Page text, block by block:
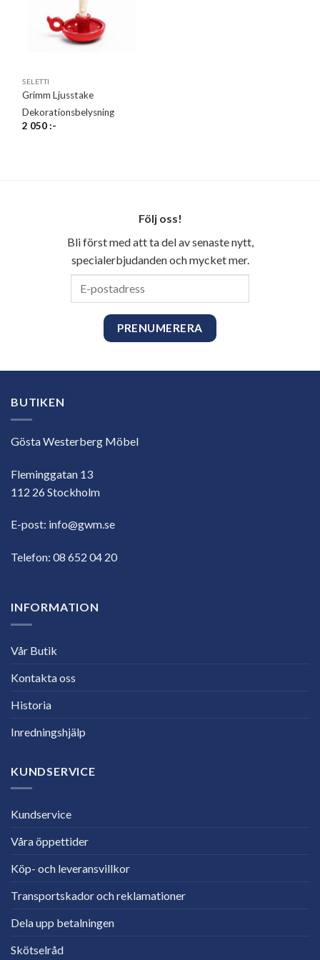
SELETTI
Grimm Ljusstake
Dekorationsbelysning
2 050:-
Följ oss!
Bli först med att ta del av senaste nytt,
specialerbjudanden och mycket mer.
BUTIKEN
Gösta Westerberg Möbel
Fleminggatan 13
112 26 Stockholm
E-post: info@gwm.se
Telefon: 08 652 04 20
INFORMATION
Vår Butik
Kontakta oss
Historia
Inredningshjälp
KUNDSERVICE
Kundservice
Våra öppettider
Köp- och leveransvillkor
Transportskador och reklamationer
Dela upp betalningen
Skötselråd